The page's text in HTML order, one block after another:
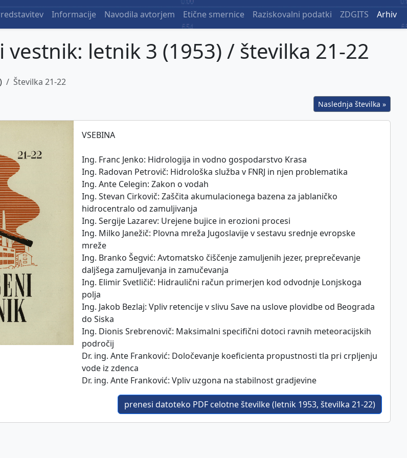
Informacije Navodila avtorjem Etične smernice Raziskovalni podatki ZDGITS Arhiv
vestnik: letnik 3 (1953) / številka 21-22
Številka 21-22
Naslednja številka »
VSEBINA
Ing. Franc Jenko: Hidrologija in vodno gospodarstvo Krasa
Ing. Radovan Petrovič: Hidrološka služba v FNRJ in njen problematika
Ing. Ante Celegin: Zakon o vodah
Ing. Stevan Cirkovič: Zaščita akumulacionega bazena za jablaničko
hidrocentralo od zamuljivanja
Ing. Sergije Lazarev: Urejene bujice in erozioni procesi
Ing. Milko Janežič: Plovna mreža Jugoslavije v sestavu srednje evropske
mreže
Ing. Branko Šegvić: Avtomatsko čiščenje zamuljenih jezer, preprečevanje
daljšega zamuljevanja in zamučevanja
Ing. Elimir Svetličič: Hidraulični račun primerjen kod odvodnje Lonjskoga
polja
Ing. Jakob Bezlaj: Vpliv retencije v slivu Save na uslove plovidbe od Beograda
do Siska
Ing. Dionis Srebrenovič: Maksimalni specifični dotoci ravnih meteoracijskih
področij
Dr. ing. Ante Franković: Določevanje koeficienta propustnosti tla pri crpljenju
vode iz zdenca
Dr. ing. Ante Franković: Vpliv uzgona na stabilnost gradjevine
prenesi datoteko PDF celotne številke (letnik 1953, številka 21-22)